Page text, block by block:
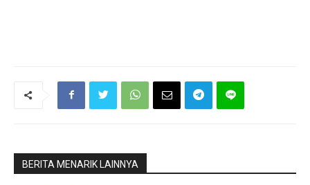
BERITA MENARIK LAINNYA